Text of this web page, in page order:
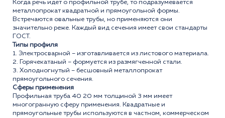
Когда речь идет о профильной трубе, то подразумевается
металлопрокат квадратной и прямоугольной формы.
Встречаются овальные трубы, но применяются они
значительно реже. Каждый вид сечения имеет свои стандарты
ГОСТ.
Типы профиля
1. Электросварной – изготавливается из листового материала.
2. Горячекатаный – формуется из размягченной стали.
3. Холодногнутый – бесшовный металлопрокат
прямоугольного сечения.
Сферы применения
Профильная труба 40 20 мм толщиной 3 мм имеет
многогранную сферу применения. Квадратные и
прямоугольные трубы используются в частном, коммерческом